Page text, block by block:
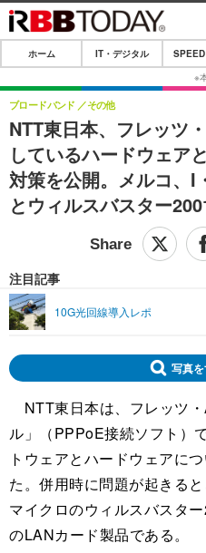
ホーム
IT・デジタル
IT・デジタルTOP
ネタ
ショッピング
SPEED TEST
エンタメ
エンタメTOP
韓流・K-POP
グラビア
ショッピング
ライフ
ライフTOP
その他
プッシュ通知の停止方法
ホーム IT・デジタル
NTT東日本、フレッツ
しているハードウェア
対策を公開。メルコ、I
とウィルスバスター
ブロードバンド その他
注目記事
10G光回線導入レポ
写真を
NTT東日本は、フレッツ
ル」（PPPoE接続ソフト）
トウェアとハードウェアに
た。併用時に問題が起きる
マイクロのウィルスバスタ
のLANカード製品である。